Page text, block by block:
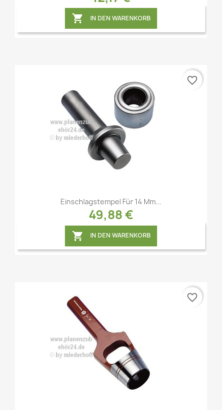
 IN DEN WARENKORB
Vorschau
Einschlagstempel Für 14 Mm...
49,88 €
 IN DEN WARENKORB
favorite_border
favorite_border